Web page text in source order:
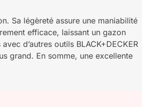
Sa légèreté assure une maniabilité
efficace, laissant un gazon
d’autres outils BLACK+DECKER
grand. En somme, une excellente